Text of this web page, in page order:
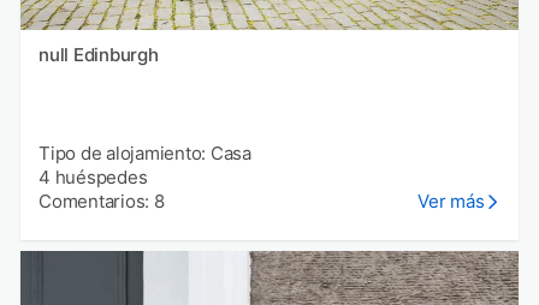
null Edinburgh
Tipo de alojamiento: Casa
4 huéspedes
Comentarios: 8
Ver más